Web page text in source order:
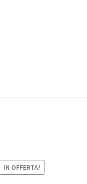
IN OFFERTA!